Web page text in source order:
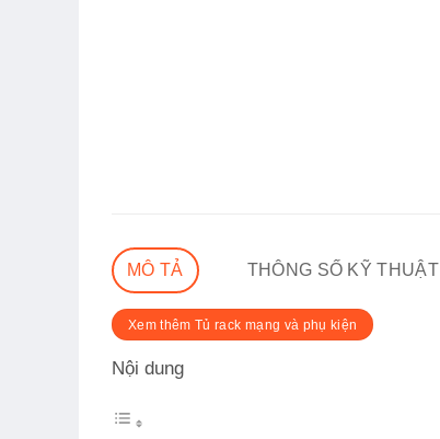
MÔ TẢ THÔNG SỐ KỸ THUẬT
Xem thêm Tủ rack mạng và phụ kiện
Nội dung